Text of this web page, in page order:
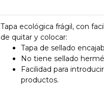
Tapa ecológica frágil, con
de quitar y colocar:
Tapa de sellado
No tiene sellado
Facilidad para
productos.